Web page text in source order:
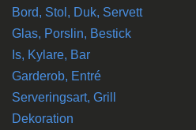
Bord, Stol, Duk, Servett
Glas, Porslin, Bestick
Is, Kylare, Bar
Garderob, Entré
Serveringsart, Grill
Dekoration